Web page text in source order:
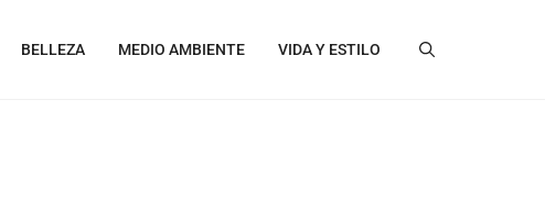
BELLEZA MEDIO AMBIENTE VIDA Y ESTILO